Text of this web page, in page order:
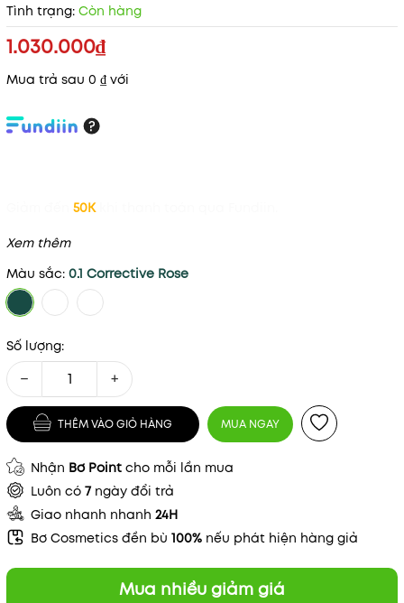
Tình trạng: Còn hàng
1.030.000₫
Mua trả sau 0 ₫ với
50K
Xem thêm
Màu sắc: 0.1 Corrective Rose
Số lượng:
− +
THÊM VÀO GIỎ HÀNG MUA NGAY
Nhận Bơ Point cho mỗi lần mua
Luôn có 7 ngày đổi trả
Giao nhanh nhanh 24H
Bơ Cosmetics đền bù 100% nếu phát hiện hàng giả
Mua nhiều giảm giá